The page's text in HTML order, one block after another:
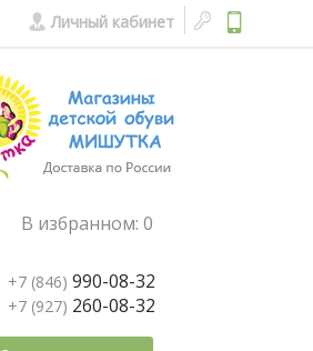
Личный кабинет
В избранном: 0
+7 (846) 990-08-32
+7 (927) 260-08-32